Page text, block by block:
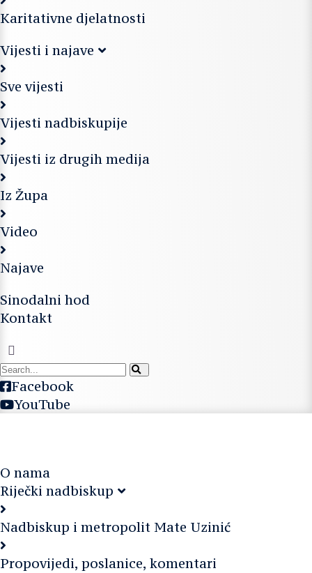
Karitativne djelatnosti
Vijesti i najave
Sve vijesti
Vijesti nadbiskupije
Vijesti iz drugih medija
Iz Župa
Video
Najave
Sinodalni hod
Kontakt
Facebook
YouTube
O nama
Riječki nadbiskup
Nadbiskup i metropolit Mate Uzinić
Propovijedi, poslanice, komentari